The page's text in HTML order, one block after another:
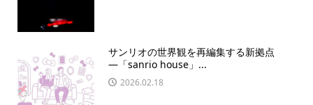
サンリオの世界観を再編集する新拠点
―「sanrio house」...
2026.02.18